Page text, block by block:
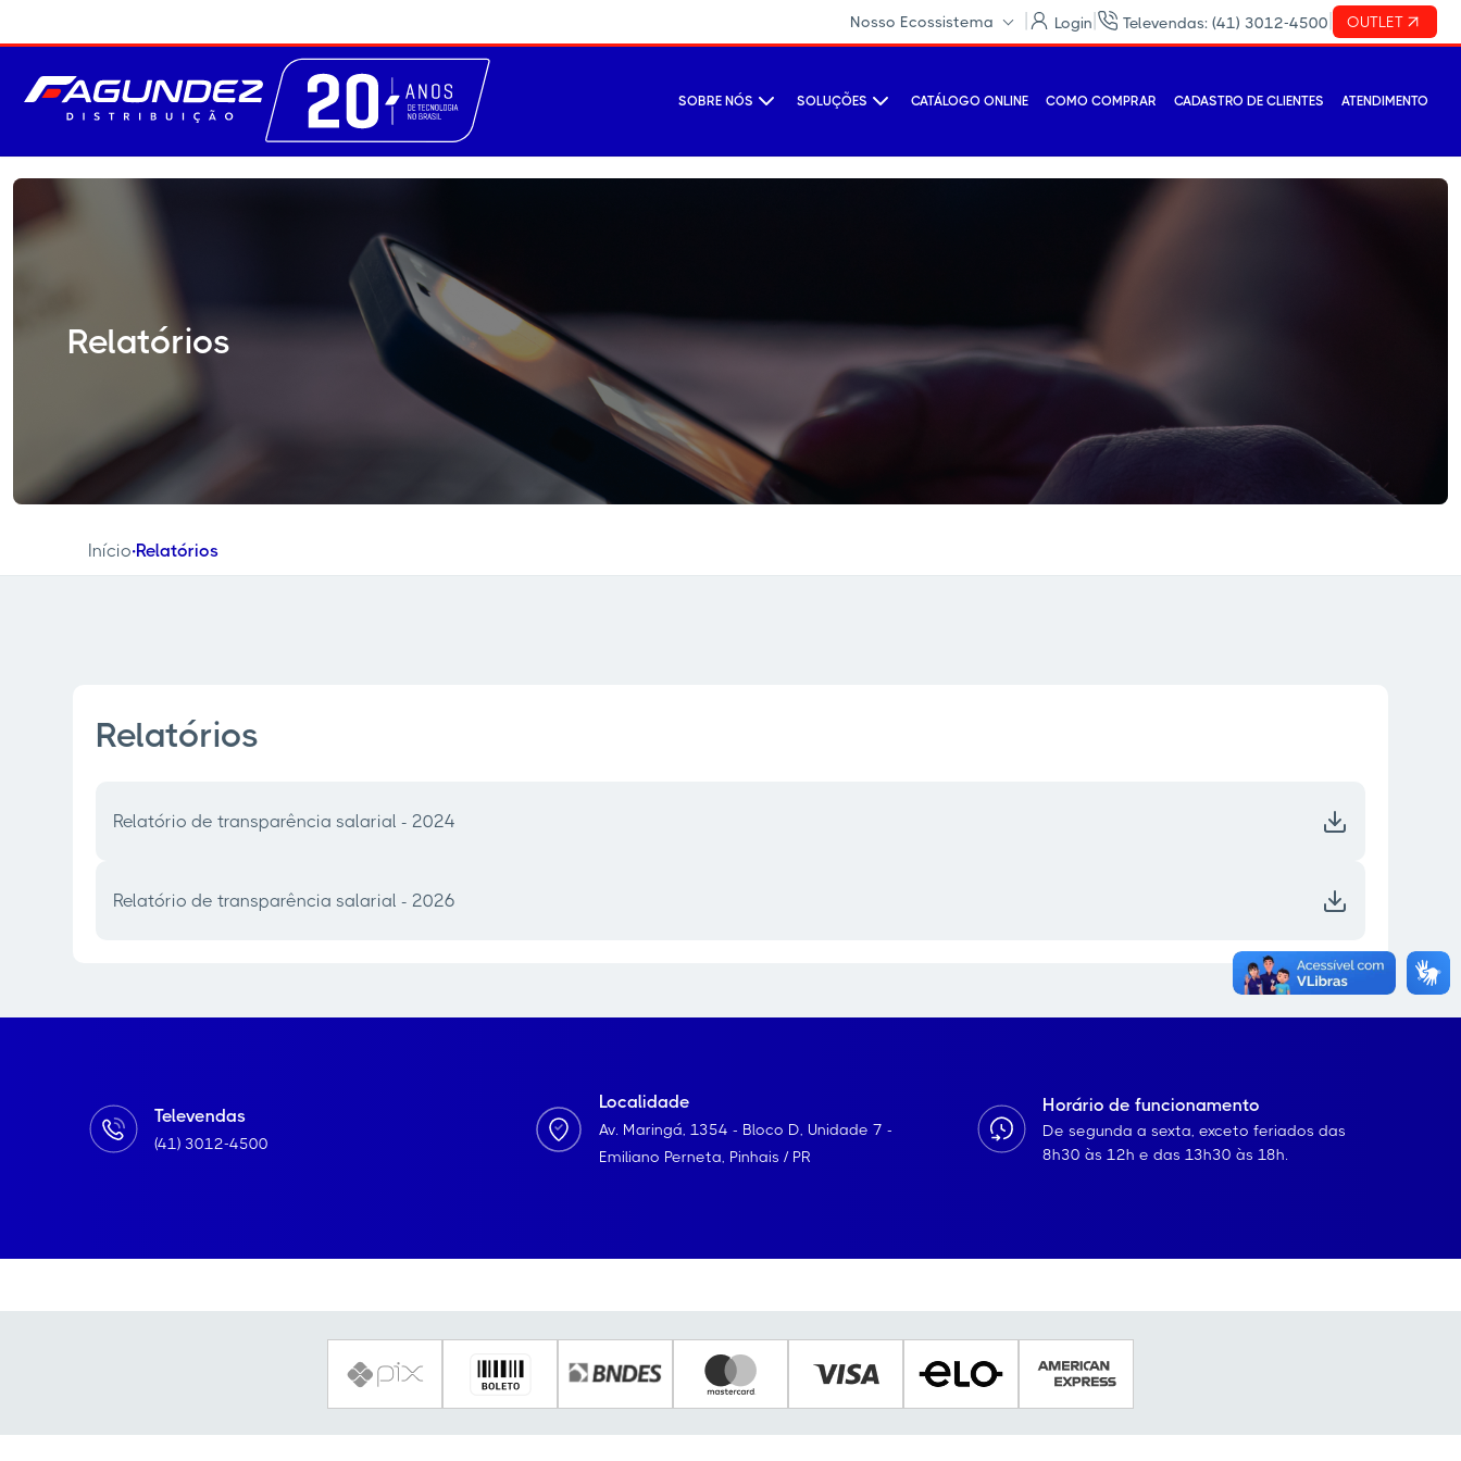
Nosso Ecossistema Login Televendas: (41) 3012-4500 OUTLET
SOBRE NÓS SOLUÇÕES CATÁLOGO ONLINE COMO COMPRAR CADASTRO DE CLIENTES ATENDIMENTO
Relatórios
Início•Relatórios
Relatórios
Relatório de transparência salarial - 2024
Relatório de transparência salarial - 2026
Televendas
(41) 3012-4500
Localidade
Av. Maringá, 1354 - Bloco D, Unidade 7 -
Emiliano Perneta, Pinhais / PR
Horário de funcionamento
De segunda a sexta, exceto feriados das
8h30 às 12h e das 13h30 às 18h.